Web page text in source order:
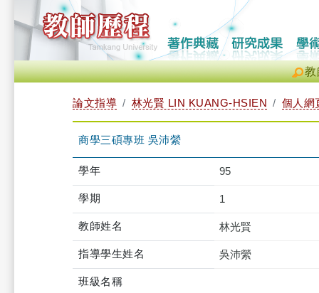
教
論文指導 林光賢 LIN KUANG-HSIEN 個人網
商學三碩專班 吳沛縈
學年 95
學期 1
教師姓名 林光賢
指導學生姓名 吳沛縈
班級名稱